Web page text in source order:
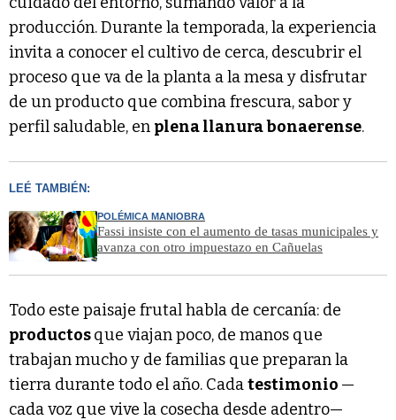
producción. Durante la temporada, la experiencia
invita a conocer el cultivo de cerca, descubrir el
proceso que va de la planta a la mesa y disfrutar
de un producto que combina frescura, sabor y
perfil saludable, en plena llanura bonaerense.
LEÉ TAMBIÉN:
POLÉMICA MANIOBRA
Fassi insiste con el aumento de tasas municipales y
avanza con otro impuestazo en Cañuelas
Todo este paisaje frutal habla de cercanía: de
productosque viajan poco, de manos que
trabajan mucho y de familias que preparan la
tierra durante todo el año. Cadatestimonio —
cada voz que vive la cosecha desde adentro—